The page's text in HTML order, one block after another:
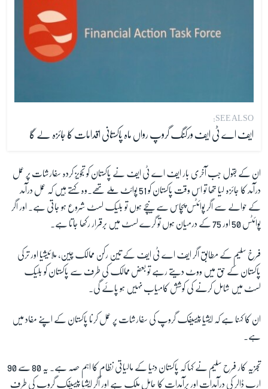
SEE ALSO:
ایف اے ٹی ایف ورکنگ گروپ رواں ماہ پاکستانی اقدامات کا جائزہ لے گا
ان کے بقول جب آخری بار ایف اے ٹی ایف نے پاکستان کو تجویز کردہ سفارشات پر عمل
درآمد کا جائزہ لیا تھا تو اس وقت پاکستان کو 51 پوائٹ ملے تھے۔وہ کہتے ہیں کہ عمل درآمد
کے حوالے سے اگر پوائٹس پچاس سے نیچے ہوں تو بلیک لسٹ شروع ہو جاتی ہے۔ اور اگر
پوائٹس 50 اور 75 کے درمیان ہوں تو گرے لسٹ میں برقرار رکھا جاتا ہے۔
فرخ سلیم کے مطابق اگر ایف اے ٹی ایف کے تین رکن ممالک چین، ملائیشیا اور ترکی
پاکستان کے حق میں ووٹ دیتے رہے تو بعض ممالک کی طرف سے پاکستان کو بلیک
لسٹ میں شامل کرنے کی کوشش کامیاب نہیں ہو پائے گی۔
ان کا کہنا ہے کہ ایشیا پیسیفک گروپ کی سفارشات پر عمل کرنا پاکستان کے اپنے مفاد میں
ہے۔
تجزیہ کار فرح سلیم نے کہا کہ پاکستان دنیا کے مالیاتی نظام کا اہم حصہ ہے۔ یہ 80 سے 90
ارب ڈالر کی درآمدات اور برآمدات کا حامل ملک ہے اور اگر ایشیا پیسیفک گروپ کی طرف